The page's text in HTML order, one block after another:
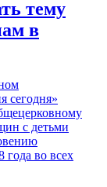
тему
в
сегодня»
с детьми
года во всех